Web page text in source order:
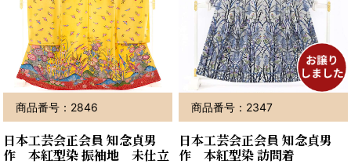
商品番号：2846
日本工芸会正会員 知念貞男
作 本紅型染 振袖地 未仕立
商品番号：2347
日本工芸会正会員 知念貞男
作 本紅型染 訪問着